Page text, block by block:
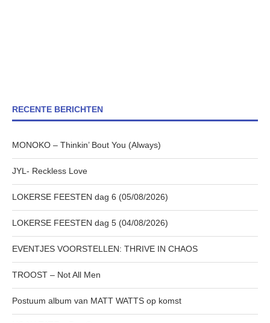
RECENTE BERICHTEN
MONOKO – Thinkin’ Bout You (Always)
JYL- Reckless Love
LOKERSE FEESTEN dag 6 (05/08/2026)
LOKERSE FEESTEN dag 5 (04/08/2026)
EVENTJES VOORSTELLEN: THRIVE IN CHAOS
TROOST – Not All Men
Postuum album van MATT WATTS op komst